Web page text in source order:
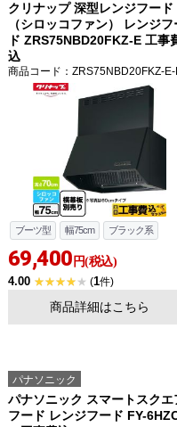
クリナップ 深型レンジフード
（シロッコファン） レンジフ
ド ZRS75NBD20FKZ-E 工事
込
商品コード ：ZRS75NBD20FKZ-
ブーツ型 幅75cm ブラック系
69,400 円(税込)
4.00 (1件)
商品詳細はこちら
パナソニック
パナソニック スマートスクエ
フード レンジフード FY-